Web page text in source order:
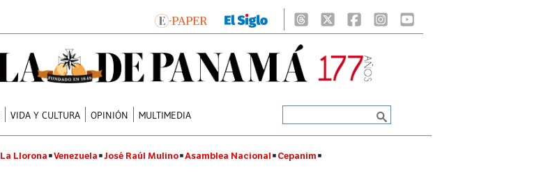
VIDA Y CULTURA OPINIÓN MULTIMEDIA
La Llorona Venezuela José Raúl Mulino Asamblea Nacional Cepanim